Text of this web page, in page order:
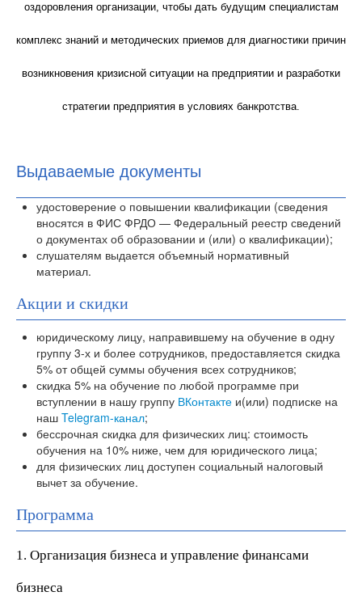
оздоровления организации, чтобы дать будущим специалистам
комплекс знаний и методических приемов для диагностики причин
возникновения кризисной ситуации на предприятии и разработки
стратегии предприятия в условиях банкротства.
Выдаваемые документы
удостоверение о повышении квалификации (сведения
вносятся в ФИС ФРДО — Федеральный реестр сведений
о документах об образовании и (или) о квалификации);
слушателям выдается объемный нормативный
материал.
Акции и скидки
юридическому лицу, направившему на обучение в одну
группу 3-х и более сотрудников, предоставляется скидка
5% от общей суммы обучения всех сотрудников;
скидка 5% на обучение по любой программе при
вступлении в нашу группу ВКонтакте и(или) подписке на
наш Telegram-канал;
бессрочная скидка для физических лиц: стоимость
обучения на 10% ниже, чем для юридического лица;
для физических лиц доступен социальный налоговый
вычет за обучение.
Программа
1. Организация бизнеса и управление финансами
бизнеса